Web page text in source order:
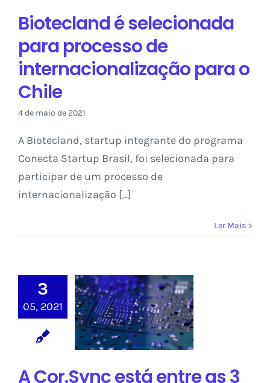
Blog
Biotecland é selecionada
para processo de
internacionalização para o
Chile
4 de maio de 2021
A Biotecland, startup integrante do programa
Conecta Startup Brasil, foi selecionada para
participar de um processo de
internacionalização [...]
Ler Mais
3
05, 2021
A Cor.Sync está
entre as 3
primeiras
colocadas na
competição da
Blog
A Cor.Sync está entre as 3